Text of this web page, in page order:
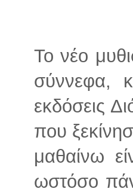
Το νέο
σύννεφα,
εκδόσεις
που
μαθαίνω
ωστόσο